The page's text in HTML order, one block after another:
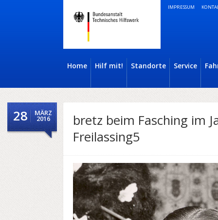
IMPRESSUM
Home Hilf mit! Standorte Service
28 MÄRZ
2016
bretz beim Fasching im
Freilassing5